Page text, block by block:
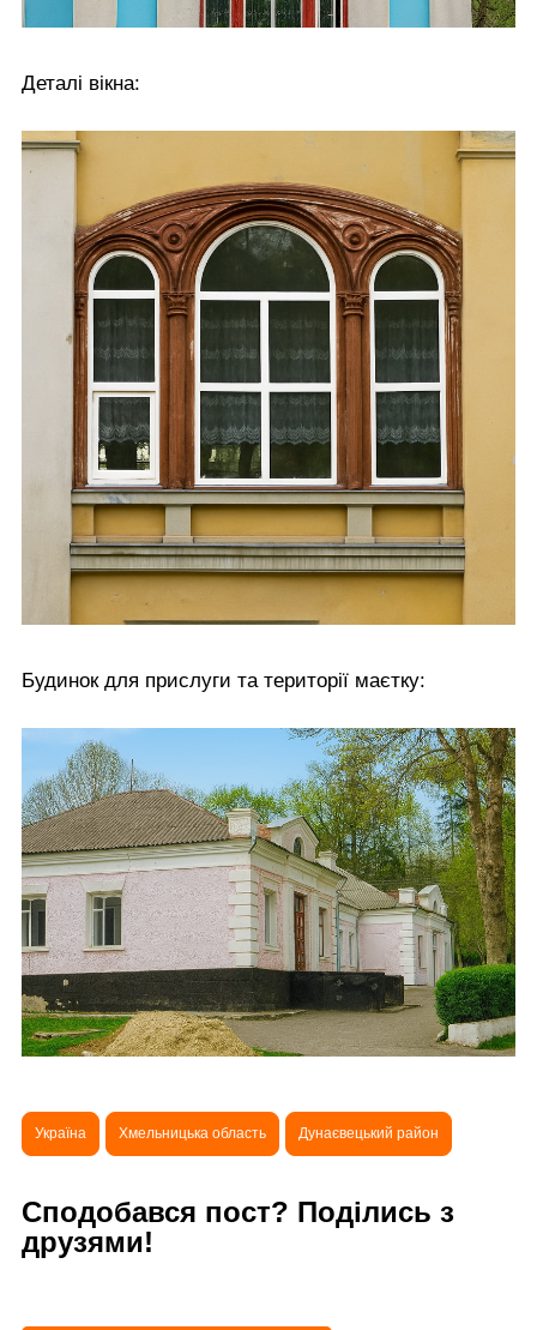
Деталі вікна:
Будинок для прислуги та території маєтку:
Україна Хмельницька область Дунаєвецький район
Сподобався пост? Поділись з
друзями!